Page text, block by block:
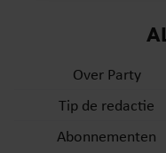
partners voor social
informatie die u aan
verzameld op basis
gebruiken.
Over Party
Tip de redactie
Abonnementen